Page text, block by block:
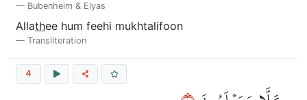
Bubenheim & Elyas
Allathee hum feehi mukhtalifoon
Transliteration
4